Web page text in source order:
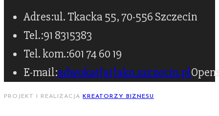
Adres:ul. Tkacka 55, 70-556 Szczecin
Tel.:91 8315383
Tel. kom.:601 74 60 19
E-mail:adwokat[at]akn.szczecin.pl
PROJEKT I REALIZACJA KREATORZY BIZNESU